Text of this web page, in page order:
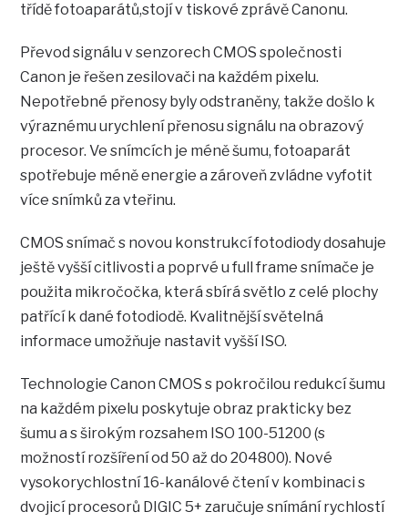
třídě fotoaparátů,stojí v tiskové zprávě Canonu.
Převod signálu v senzorech CMOS společnosti
Canon je řešen zesilovači na každém pixelu.
Nepotřebné přenosy byly odstraněny, takže došlo k
výraznému urychlení přenosu signálu na obrazový
procesor. Ve snímcích je méně šumu, fotoaparát
spotřebuje méně energie a zároveň zvládne vyfotit
více snímků za vteřinu.
CMOS snímač s novou konstrukcí fotodiody dosahuje
ještě vyšší citlivosti a poprvé u full frame snímače je
použita mikročočka, která sbírá světlo z celé plochy
patřící k dané fotodiodě. Kvalitnější světelná
informace umožňuje nastavit vyšší ISO.
Technologie Canon CMOS s pokročilou redukcí šumu
na každém pixelu poskytuje obraz prakticky bez
šumu a s širokým rozsahem ISO 100-51200 (s
možností rozšíření od 50 až do 204800). Nové
vysokorychlostní 16-kanálové čtení v kombinaci s
dvojicí procesorů DIGIC 5+ zaručuje snímání rychlostí